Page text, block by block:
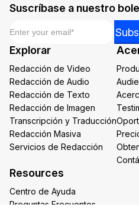
Suscríbase a nuestro
Email
Explorar
Redacción de Video
Redacción de Audio
Redacción de Texto
Redacción de Imagen
Transcripción y Traducción
Redacción Masiva
Servicios de Redacción
Resources
Centro de Ayuda
Preguntas Frecuentes